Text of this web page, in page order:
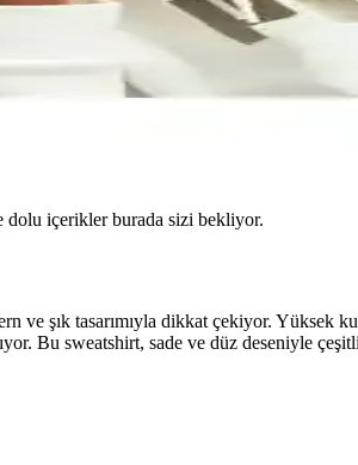
dolu içerikler burada sizi bekliyor.
şık tasarımıyla dikkat çekiyor. Yüksek
Bu sweatshirt, sade ve düz deseniyle